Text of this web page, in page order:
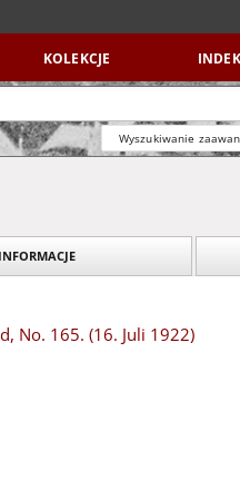
KOLEKCJE
Wyszukiwanie
INFORMACJE
No. 165. (16. Juli 1922)